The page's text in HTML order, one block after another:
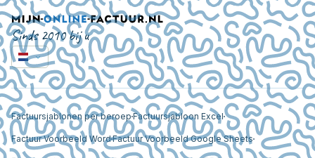
Sinds 2010 bij u
Factuursjablonen per beroep Factuursjabloon Excel
Factuur Voorbeeld WordFactuur Voorbeeld Google Sheets